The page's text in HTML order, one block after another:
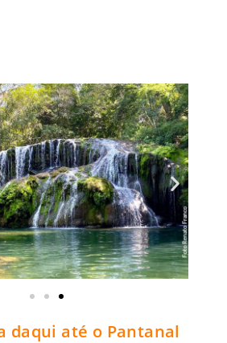
daqui até o Pantanal